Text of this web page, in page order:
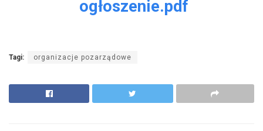
ogłoszenie.pdf
Tagi: organizacje pozarządowe